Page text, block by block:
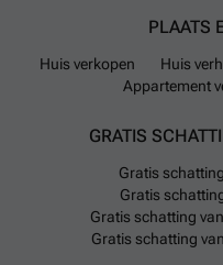
PLAATS
Huis verkopen Huis
Appartement
GRATIS
Gratis
Gratis
Gratis schatting
Gratis schatting